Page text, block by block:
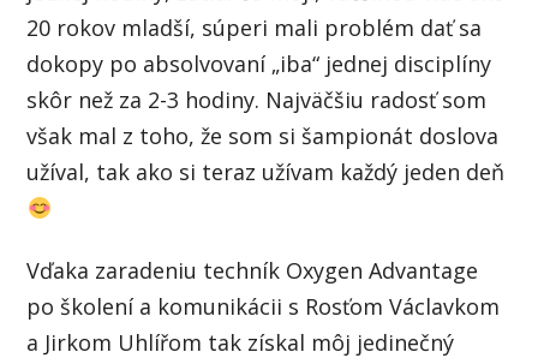
20 rokov mladší, súperi mali problém dať sa
dokopy po absolvovaní „iba“ jednej disciplíny
skôr než za 2-3 hodiny. Najväčšiu radosť som
však mal z toho, že som si šampionát doslova
užíval, tak ako si teraz užívam každý jeden deň
Vďaka zaradeniu techník Oxygen Advantage
po školení a komunikácii s Rosťom Václavkom
a Jirkom Uhlířom tak získal môj jedinečný